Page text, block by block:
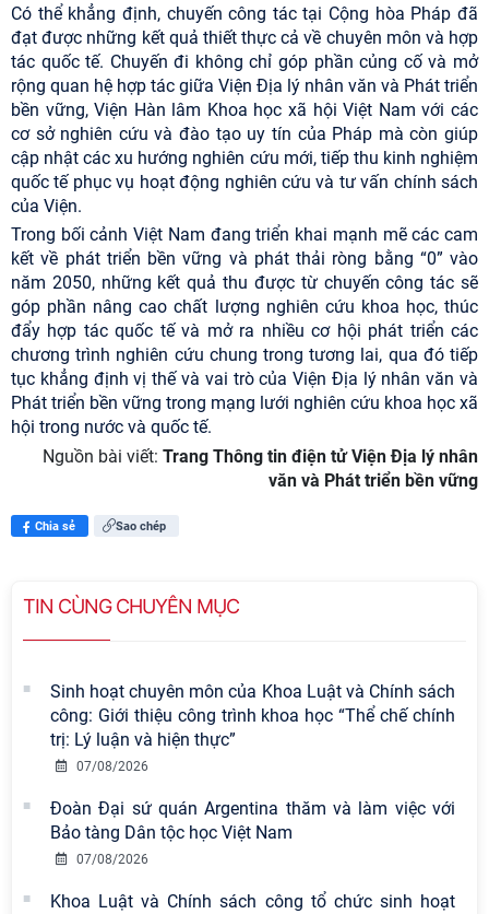
Có thể khẳng định, chuyến công tác tại Cộng hòa Pháp đã
đạt được những kết quả thiết thực cả về chuyên môn và hợp
tác quốc tế. Chuyến đi không chỉ góp phần củng cố và mở
rộng quan hệ hợp tác giữa Viện Địa lý nhân văn và Phát triển
bền vững, Viện Hàn lâm Khoa học xã hội Việt Nam với các
cơ sở nghiên cứu và đào tạo uy tín của Pháp mà còn giúp
cập nhật các xu hướng nghiên cứu mới, tiếp thu kinh nghiệm
quốc tế phục vụ hoạt động nghiên cứu và tư vấn chính sách
của Viện.
Trong bối cảnh Việt Nam đang triển khai mạnh mẽ các cam
kết về phát triển bền vững và phát thải ròng bằng “0” vào
năm 2050, những kết quả thu được từ chuyến công tác sẽ
góp phần nâng cao chất lượng nghiên cứu khoa học, thúc
đẩy hợp tác quốc tế và mở ra nhiều cơ hội phát triển các
chương trình nghiên cứu chung trong tương lai, qua đó tiếp
tục khẳng định vị thế và vai trò của Viện Địa lý nhân văn và
Phát triển bền vững trong mạng lưới nghiên cứu khoa học xã
hội trong nước và quốc tế.
Nguồn bài viết: Trang Thông tin điện tử Viện Địa lý nhân
văn và Phát triển bền vững
Chia sẻ Sao chép
TIN CÙNG CHUYÊN MỤC
Sinh hoạt chuyên môn của Khoa Luật và Chính sách
công: Giới thiệu công trình khoa học “Thể chế chính
trị: Lý luận và hiện thực”
07/08/2026
Đoàn Đại sứ quán Argentina thăm và làm việc với
Bảo tàng Dân tộc học Việt Nam
07/08/2026
Khoa Luật và Chính sách công tổ chức sinh hoạt